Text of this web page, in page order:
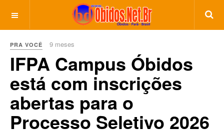
PRA VOCÊ 9 meses
IFPA Campus Óbidos
está com inscrições
abertas para o
Processo Seletivo 2026